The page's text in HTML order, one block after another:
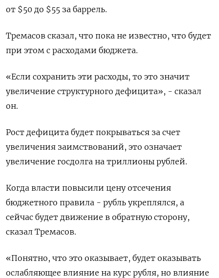
от $50 до $55 за баррель.
Тремасов сказал, что пока не известно, что будет
при этом с расходами бюджета.
«Если сохранить эти расходы, ​то это значит ​
увеличение структурного дефицита», - сказал
‌он.
Рост дефицита будет покрываться за счет
увеличения заимствований, это означает
увеличение госдолга на ​триллионы рублей.
Когда власти повысили цену отсечения
бюджетного правила - рубль укреплялся, а
сейчас будет движение в обратную сторону,
сказал Тремасов.
«Понятно, что это оказывает, будет оказывать
ослабляющее влияние на курс рубля, но влияние